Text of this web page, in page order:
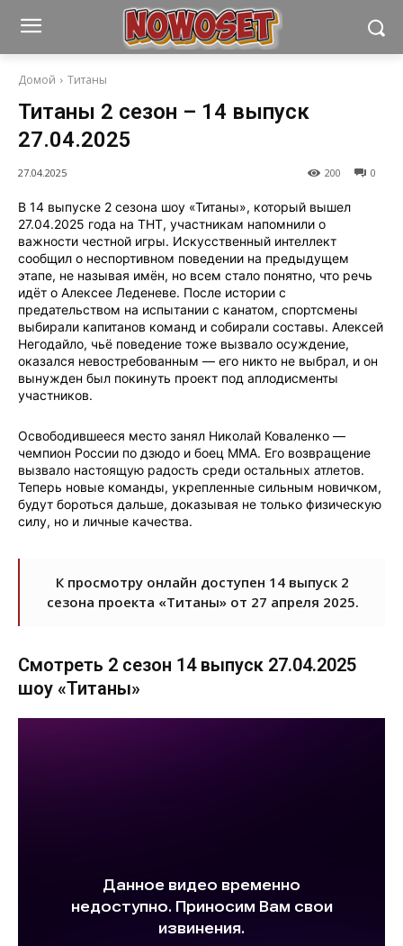
Домой Титаны
Титаны 2 сезон – 14 выпуск
27.04.2025
0
200
27.04.2025
В 14 выпуске 2 сезона шоу «Титаны», который вышел
27.04.2025 года на ТНТ, участникам напомнили о
важности честной игры. Искусственный интеллект
сообщил о неспортивном поведении на предыдущем
этапе, не называя имён, но всем стало понятно, что речь
идёт о Алексее Леденеве. После истории с
предательством на испытании с канатом, спортсмены
выбирали капитанов команд и собирали составы. Алексей
Негодайло, чьё поведение тоже вызвало осуждение,
оказался невостребованным — его никто не выбрал, и он
вынужден был покинуть проект под аплодисменты
участников.
Освободившееся место занял Николай Коваленко —
чемпион России по дзюдо и боец ММА. Его возвращение
вызвало настоящую радость среди остальных атлетов.
Теперь новые команды, укрепленные сильным новичком,
будут бороться дальше, доказывая не только физическую
силу, но и личные качества.
К просмотру онлайн доступен 14 выпуск 2
сезона проекта «Титаны» от 27 апреля 2025.
Смотреть 2 сезон 14 выпуск 27.04.2025
шоу «Титаны»